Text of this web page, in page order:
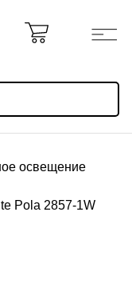
освещение
Pola 2857-1W